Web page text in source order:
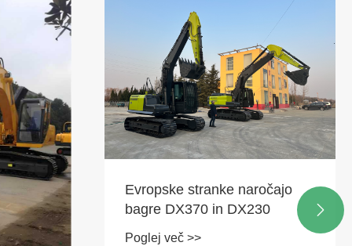
Evropske stranke naročajo
bagre DX370 in DX230
Poglej več >>
